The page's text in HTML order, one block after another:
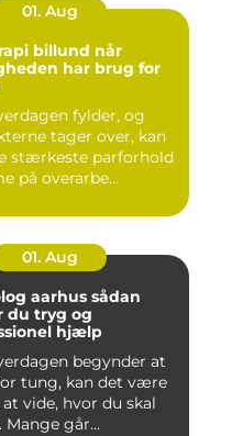
01. Aug
billund når
har brug for
fylder, og
tager over, kan
stærkeste parforhold
på overarbe...
01. Aug
aarhus sådan
du tryg og
hjælp
begynder at
tung, kan det være
vide, hvor du skal
Mange går...